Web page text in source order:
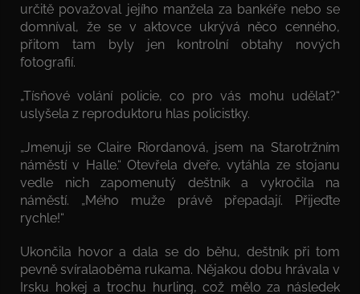
určitě považoval jejího manžela za bankéře nebo se
domníval, že se v aktovce ukrývá něco cenného,
přitom tam byly jen kontrolní obtahy nových
fotografií.
„Tísňové volání policie, co pro vás mohu udělat?“
uslyšela z reproduktoru hlas policistky.
„Jmenuji se Claire Riordanová, jsem na Starotržním
náměstí v Halle.“ Otevřela dveře, vytáhla ze stojanu
vedle nich zapomenutý deštník a vykročila na
náměstí. „Mého muže právě přepadají. Přijeďte
rychle!“
Ukončila hovor a dala se do běhu, deštník při tom
pevně svíralaoběma rukama. Nějakou dobu hrávala v
Irsku hokej a trochu hurling, což mělo za následek